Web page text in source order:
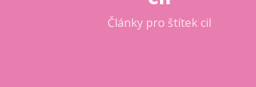
Články pro štítek cil